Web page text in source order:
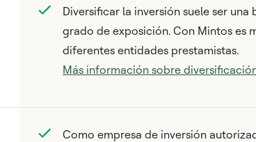
Diversificar la inversión suele ser
grado de exposición. Con Mintos es
diferentes entidades prestamistas.
Más información sobre
Como empresa de inversión